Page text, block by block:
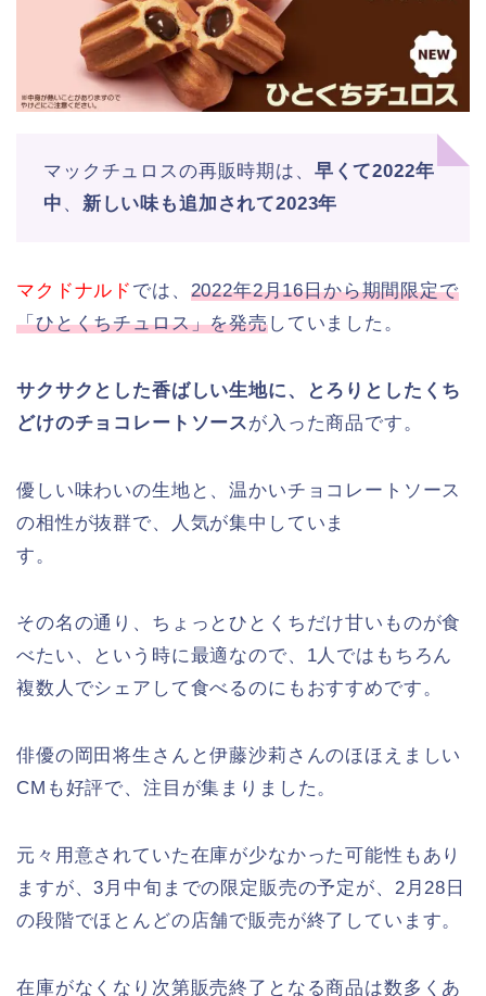
マックチュロスの再販時期は、 早くて2022年
中 、 新しい味も追加されて2023年
マクドナルド では、 2022年2月16日から期間限定で
「ひとくちチュロス」を発売していました。
サクサクとした香ばしい生地に、とろりとしたくち
どけのチョコレートソースが入った商品です。
優しい味わいの生地と、温かいチョコレートソース
の相性が抜群で、人気が集中していま
す。
その名の通り、ちょっとひとくちだけ甘いものが食
べたい、という時に最適なので、1人ではもちろん
複数人でシェアして食べるのにもおすすめです。
俳優の岡田将生さんと伊藤沙莉さんのほほえましい
CMも好評で、注目が集まりました。
元々用意されていた在庫が少なかった可能性もあり
ますが、3月中旬までの限定販売の予定が、2月28日
の段階でほとんどの店舗で販売が終了しています。
在庫がなくなり次第販売終了となる商品は数多くあ